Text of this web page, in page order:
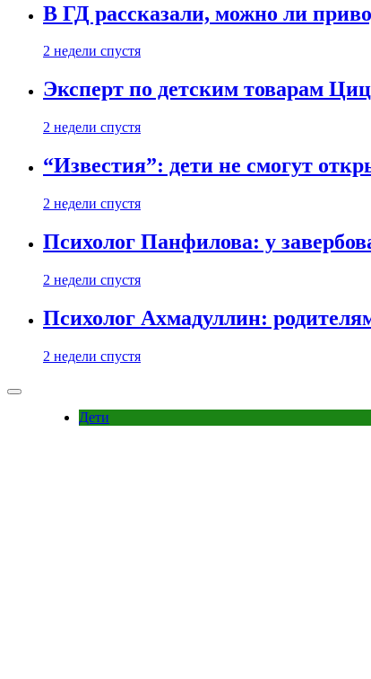
В ГД рассказали, можно ли
2 недели спустя
Эксперт по детским товарам
2 недели спустя
“Известия”: дети не смогут
2 недели спустя
Психолог Панфилова: у
2 недели спустя
Психолог Ахмадуллин:
2 недели спустя
Дети